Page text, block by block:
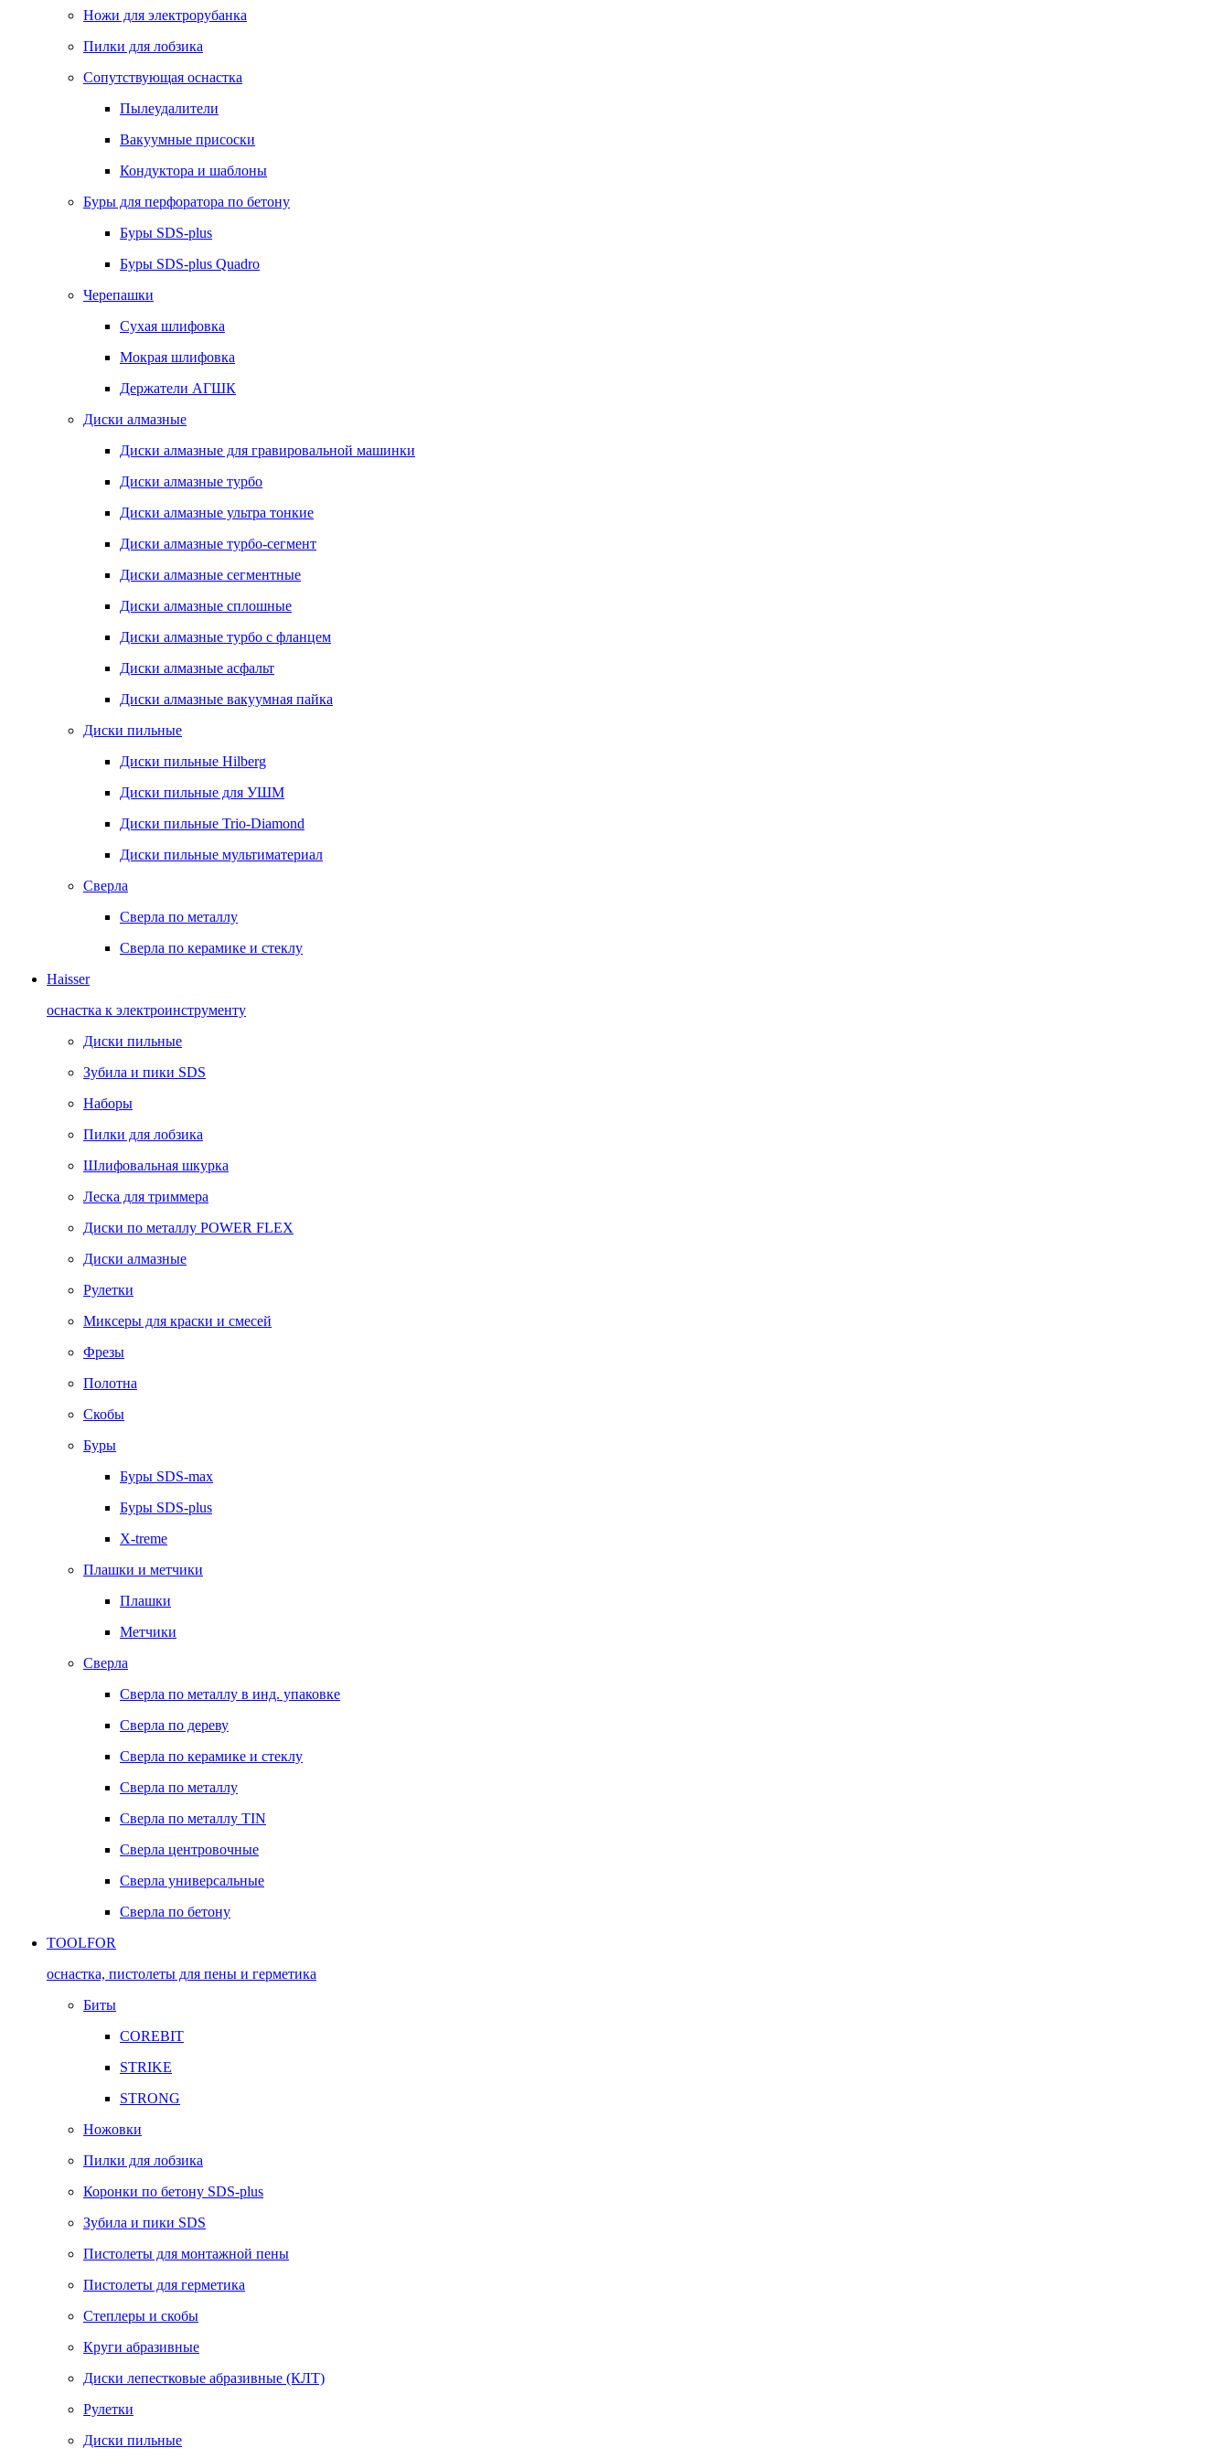
Ножи для электрорубанка
Пилки для лобзика
Сопутствующая оснастка
Пылеудалители
Вакуумные присоски
Кондуктора и шаблоны
Буры для перфоратора по бетону
Буры SDS-plus
Буры SDS-plus Quadro
Черепашки
Сухая шлифовка
Мокрая шлифовка
Держатели АГШК
Диски алмазные
Диски алмазные для гравировальной машинки
Диски алмазные турбо
Диски алмазные ультра тонкие
Диски алмазные турбо-сегмент
Диски алмазные сегментные
Диски алмазные сплошные
Диски алмазные турбо с фланцем
Диски алмазные асфальт
Диски алмазные вакуумная пайка
Диски пильные
Диски пильные Hilberg
Диски пильные для УШМ
Диски пильные Trio-Diamond
Диски пильные мультиматериал
Сверла
Сверла по металлу
Сверла по керамике и стеклу
Haisser
оснастка к электроинструменту
Диски пильные
Зубила и пики SDS
Наборы
Пилки для лобзика
Шлифовальная шкурка
Леска для триммера
Диски по металлу POWER FLEX
Диски алмазные
Рулетки
Миксеры для краски и смесей
Фрезы
Полотна
Скобы
Буры
Буры SDS-max
Буры SDS-plus
X-treme
Плашки и метчики
Плашки
Метчики
Сверла
Сверла по металлу в инд. упаковке
Сверла по дереву
Сверла по керамике и стеклу
Сверла по металлу
Сверла по металлу TIN
Сверла центровочные
Сверла универсальные
Сверла по бетону
TOOLFOR
оснастка, пистолеты для пены и герметика
Биты
COREBIT
STRIKE
STRONG
Ножовки
Пилки для лобзика
Коронки по бетону SDS-plus
Зубила и пики SDS
Пистолеты для монтажной пены
Пистолеты для герметика
Степлеры и скобы
Круги абразивные
Диски лепестковые абразивные (КЛТ)
Рулетки
Диски пильные